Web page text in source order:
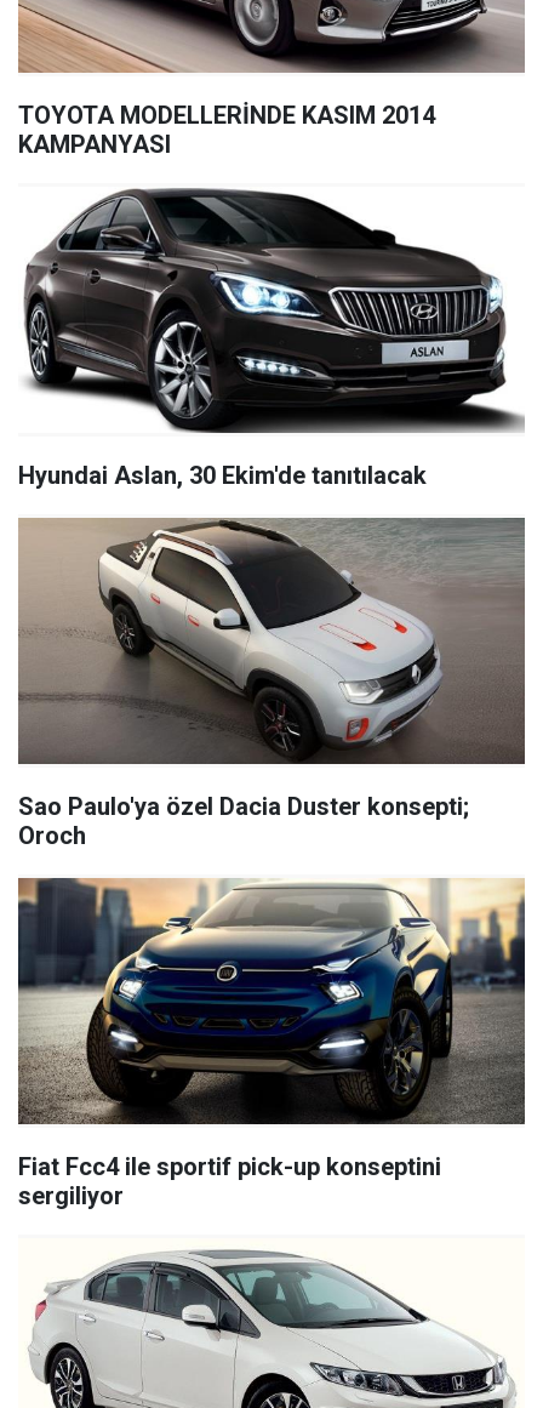
TOYOTA MODELLERİNDE KASIM 2014
KAMPANYASI
Hyundai Aslan, 30 Ekim'de tanıtılacak
Sao Paulo'ya özel Dacia Duster konsepti;
Oroch
Fiat Fcc4 ile sportif pick-up konseptini
sergiliyor